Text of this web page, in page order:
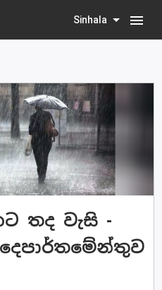
Sinhala menu
තද වැසි -